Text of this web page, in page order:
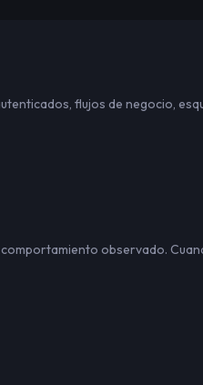
flujos de negocio,
observado.